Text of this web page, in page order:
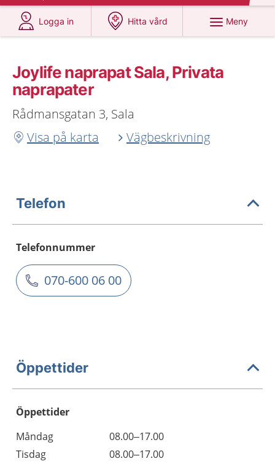
Logga in
på 1177.se
Hitta vård
på 1177.se
Meny
Joylife naprapat Sala, Privata
naprapater
Rådmansgatan 3, Sala
Visa på karta
Vägbeskrivning
Telefon
Telefonnummer
070-600 06 00
Öppettider
Öppettider
Dag
Öppettider
Kommentarer
Måndag
08.00–17.00
Tisdag
08.00–17.00